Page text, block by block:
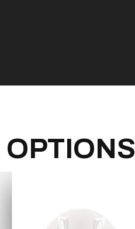
OPTIONS